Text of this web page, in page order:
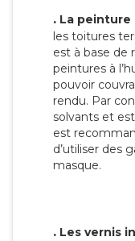
. La peinture
les toitures
est à base de
peintures à
pouvoir
rendu. Par
solvants et
est
d’utiliser des
masque.
. Les vernis